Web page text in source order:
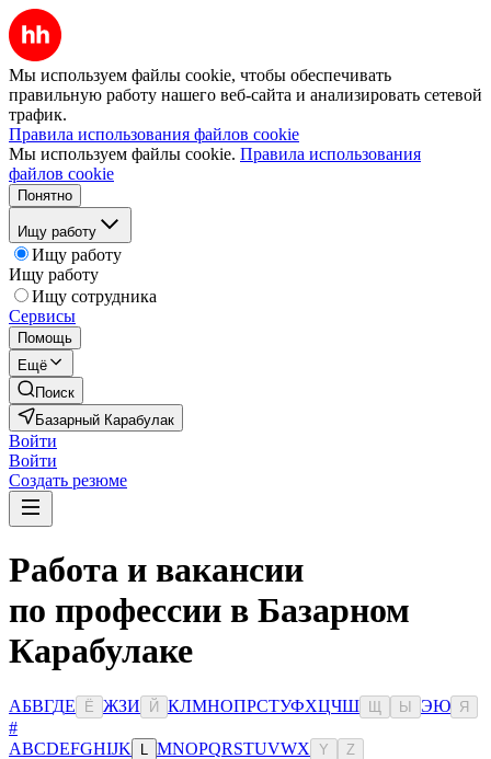
Мы используем файлы cookie, чтобы обеспечивать
правильную работу нашего веб-сайта и анализировать сетевой
трафик.
Правила использования файлов cookie
Мы используем файлы cookie. Правила использования
файлов cookie
Понятно
Ищу работу
Ищу работу
Ищу работу
Ищу сотрудника
Сервисы
Помощь
Ещё
Поиск
Базарный Карабулак
Войти
Войти
Создать резюме
Работа и вакансии
по профессии в Базарном
Карабулаке
АБВГДЕ Ё ЖЗИ Й КЛМНОПРСТУФХЦЧШ Ы ЭЮ Я
#
ABCDEFGHIJK MNOPQRSTUVWX Y Z